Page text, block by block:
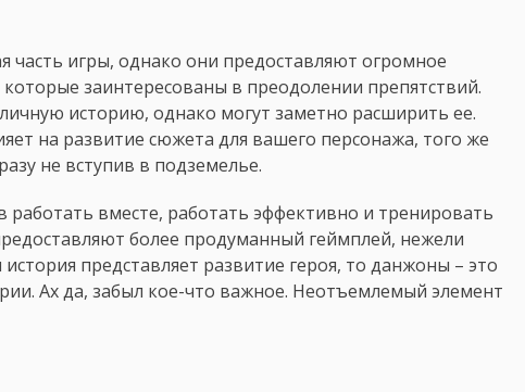
часть игры, однако они предоставляют огромное
заинтересованы в преодолении препятствий.
историю, однако могут заметно расширить ее.
на развитие сюжета для вашего персонажа, того же
не вступив в подземелье.
вместе, работать эффективно и тренировать
более продуманный геймплей, нежели
представляет развитие героя, то данжоны – это
Ах да, забыл кое-что важное. Неотъемлемый элемент